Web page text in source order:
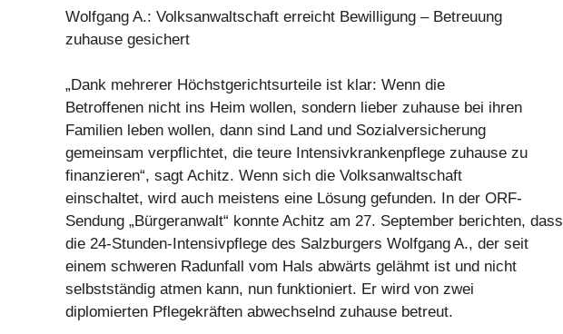
Wolfgang A.: Volksanwaltschaft erreicht Bewilligung – Betreuung
zuhause gesichert
„Dank mehrerer Höchstgerichtsurteile ist klar: Wenn die
Betroffenen nicht ins Heim wollen, sondern lieber zuhause bei ihren
Familien leben wollen, dann sind Land und Sozialversicherung
gemeinsam verpflichtet, die teure Intensivkrankenpflege zuhause zu
finanzieren“, sagt Achitz. Wenn sich die Volksanwaltschaft
einschaltet, wird auch meistens eine Lösung gefunden. In der ORF-
Sendung „Bürgeranwalt“ konnte Achitz am 27. September berichten, dass
die 24-Stunden-Intensivpflege des Salzburgers Wolfgang A., der seit
einem schweren Radunfall vom Hals abwärts gelähmt ist und nicht
selbstständig atmen kann, nun funktioniert. Er wird von zwei
diplomierten Pflegekräften abwechselnd zuhause betreut.